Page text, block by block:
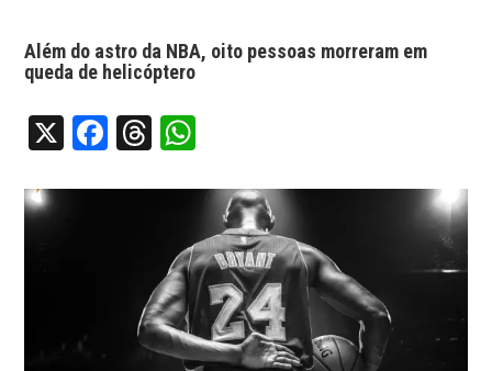
Além do astro da NBA, oito pessoas morreram em
queda de helicóptero
X Facebook
Threads